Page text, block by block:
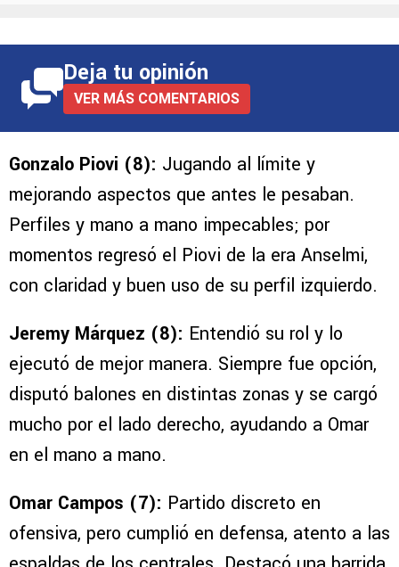
Deja tu opinión
VER MÁS COMENTARIOS
Gonzalo Piovi (8): Jugando al límite y
mejorando aspectos que antes le pesaban.
Perfiles y mano a mano impecables; por
momentos regresó el Piovi de la era Anselmi,
con claridad y buen uso de su perfil izquierdo.
Jeremy Márquez (8): Entendió su rol y lo
ejecutó de mejor manera. Siempre fue opción,
disputó balones en distintas zonas y se cargó
mucho por el lado derecho, ayudando a Omar
en el mano a mano.
Omar Campos (7): Partido discreto en
ofensiva, pero cumplió en defensa, atento a las